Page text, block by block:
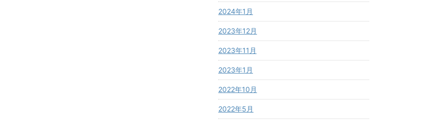
2024年1月
2023年12月
2023年11月
2023年1月
2022年10月
2022年5月